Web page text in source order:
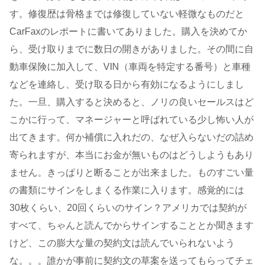
す。修復歴は骨格までは修復していない軽微なものだと
CarFaxのレポートに書いてありました。購入を決めてか
ら、受け取りまでに数日の開きがありました。その間に自
動車保険に加入して、VIN（車両を特定する番号）と車種
などを連絡し、受け取る日から有効になるようにしまし
た。一旦、購入すると決めると、ノリの良いセールスはど
こかに行って、マネージャーと呼ばれている少し怖い人が
出てきます。何か補償に入れだの、なぜ入らないだの詰め
寄られますが、本当にお金が無いものはどうしようもあり
ません。きっぱりと断ることが出来ました。ものすごい量
の書類にサインをしまくる作業に入ります。感覚的には
30枚くらい、20回くらいのサイン？アメリカでは契約が
すべて、ちゃんと読んでからサインすることとか聞きます
けど、この膨大な量の契約文は読んでいられないよう
な。。。誰かが事前に契約文の草案を送ってもらってチェ